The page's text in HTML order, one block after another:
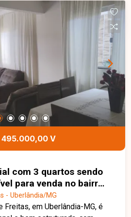
busca espaço,
localização. Agende sua
este imóvel!
495.000,00 V
com 3 quartos sendo
para venda no bairro
em Uberlândia - MG.
- Uberlândia/MG
Freitas, em Uberlândia-MG, é